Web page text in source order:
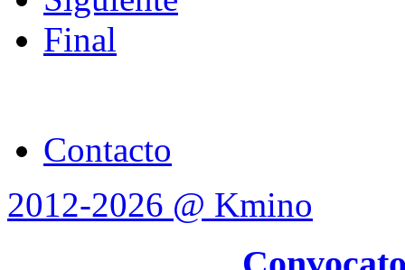
Final
Contacto
2012-2026 @ Kmino